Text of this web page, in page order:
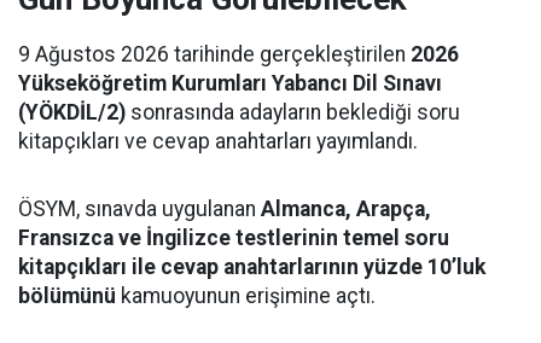
9 Ağustos 2026 tarihinde gerçekleştirilen 2026
Yükseköğretim Kurumları Yabancı Dil Sınavı
(YÖKDİL/2) sonrasında adayların beklediği soru
kitapçıkları ve cevap anahtarları yayımlandı.
ÖSYM, sınavda uygulanan Almanca, Arapça,
Fransızca ve İngilizce testlerinin temel soru
kitapçıkları ile cevap anahtarlarının yüzde 10’luk
bölümünü kamuoyunun erişimine açtı.